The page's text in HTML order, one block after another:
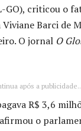
GO), criticou o
Barci de
O jornal O
após a publicidade..
R$ 3,6
o